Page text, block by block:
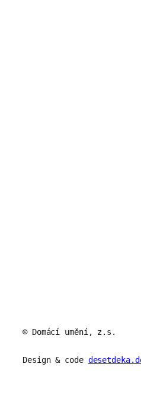
© Domácí umění, z.s.
Design & code